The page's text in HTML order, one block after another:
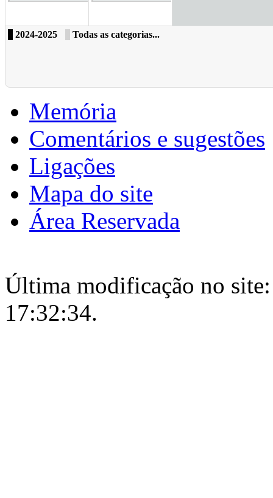
2024-2025 Todas as categorias...
Memória
Comentários e sugestões
Ligações
Mapa do site
Área Reservada
Última modificação no
17:32:34.